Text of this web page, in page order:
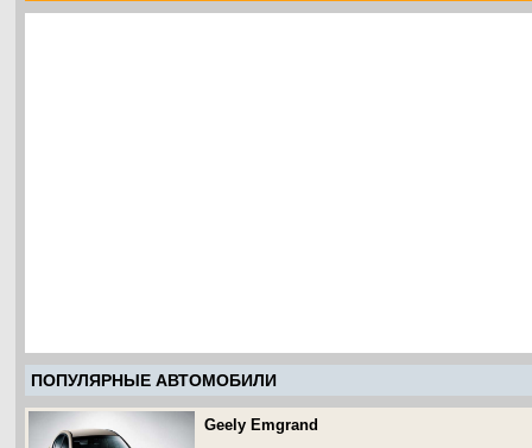
ПОПУЛЯРНЫЕ АВТОМОБИЛИ
Geely Emgrand